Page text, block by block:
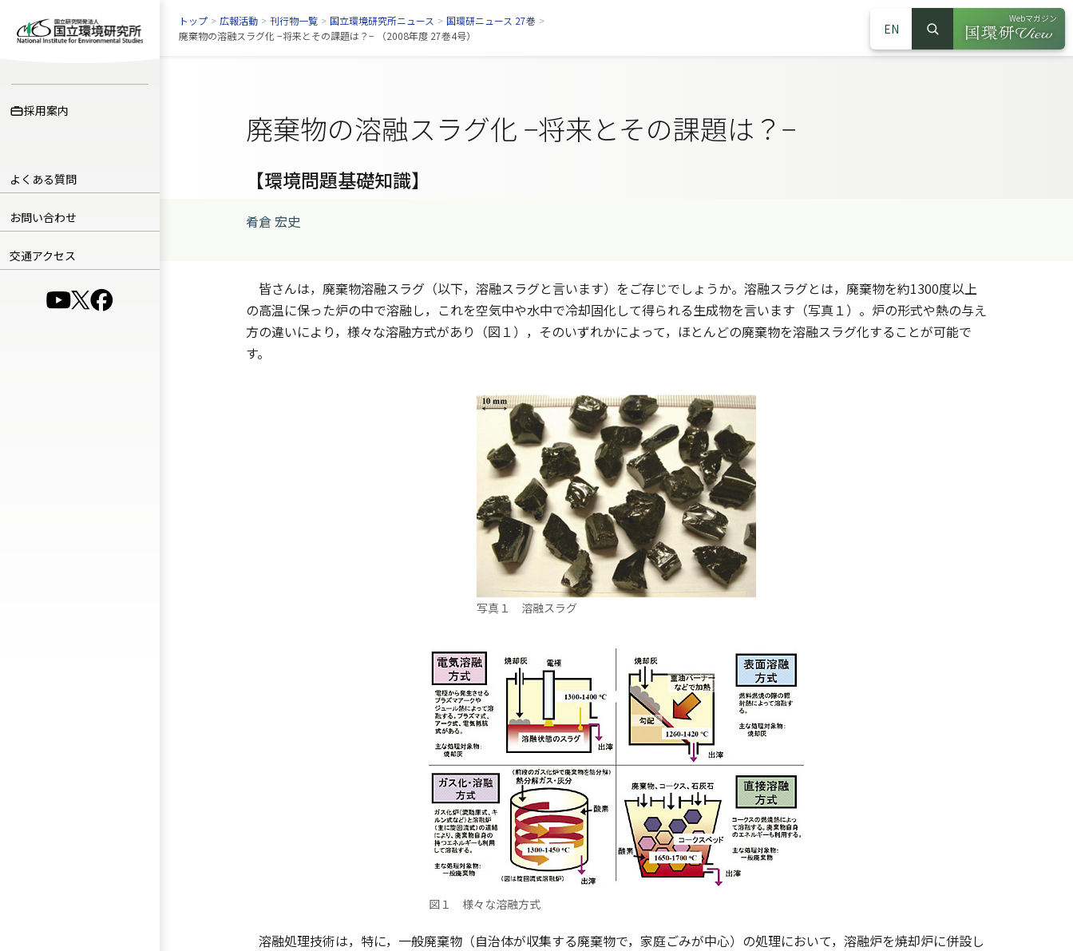
採用案内
よくある質問
お問い合わせ
交通アクセス
（別ウインドウで開きます）
（別ウインドウで開きます）
（別ウインドウで開きます）
EN
サイト内検索
検索
Webマガジン
（別ウインドウ
トップ > 広報活動 > 刊行物一覧 > 国立環境研究所ニュース > 国環研ニュース 27巻 >
廃棄物の溶融スラグ化 −将来とその課題は？− （2008年度 27巻4号）
廃棄物の溶融スラグ化 −将来とその課題は？−
【環境問題基礎知識】
肴倉 宏史
皆さんは，廃棄物溶融スラグ（以下，溶融スラグと言います）をご存じでしょうか。溶融スラグとは，廃棄物を約1300度以上
の高温に保った炉の中で溶融し，これを空気中や水中で冷却固化して得られる生成物を言います（写真１）。炉の形式や熱の与え
方の違いにより，様々な溶融方式があり（図１），そのいずれかによって，ほとんどの廃棄物を溶融スラグ化することが可能で
す。
写真１ 溶融スラグ
図１ 様々な溶融方式
溶融処理技術は，特に，一般廃棄物（自治体が収集する廃棄物で，家庭ごみが中心）の処理において，溶融炉を焼却炉に併設し